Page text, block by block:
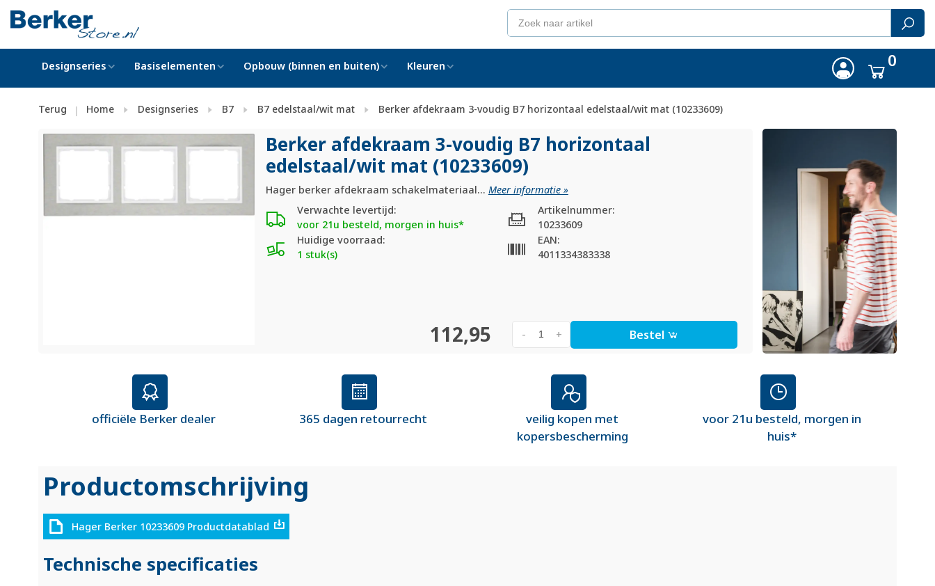
Designseries Basiselementen Opbouw (binnen en buiten) Kleuren 0
Terug | Home Designseries B7 B7 edelstaal/wit mat Berker afdekraam 3-voudig B7 horizontaal edelstaal/wit mat (10233609)
Berker afdekraam 3-voudig B7 horizontaal
edelstaal/wit mat (10233609)
Hager berker afdekraam schakelmateriaal... Meer informatie »
Verwachte levertijd:
voor 21u besteld, morgen in huis*
Huidige voorraad:
1 stuk(s)
Artikelnummer:
10233609
EAN:
4011334383338
112,95 +
- Bestel
officiële Berker dealer 365 dagen retourrecht
veilig kopen met
kopersbescherming
voor 21u besteld, morgen in
huis*
Productomschrijving
Hager Berker 10233609 Productdatablad
Technische specificaties